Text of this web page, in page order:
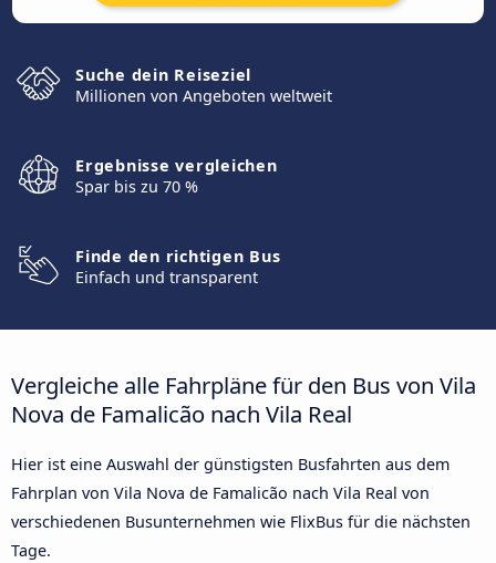
Suche dein Reiseziel
Millionen von Angeboten weltweit
Ergebnisse vergleichen
Spar bis zu 70 %
Finde den richtigen Bus
Einfach und transparent
Vergleiche alle Fahrpläne für den Bus von Vila
Nova de Famalicão nach Vila Real
Hier ist eine Auswahl der günstigsten Busfahrten aus dem
Fahrplan von Vila Nova de Famalicão nach Vila Real von
verschiedenen Busunternehmen wie FlixBus für die nächsten
Tage.